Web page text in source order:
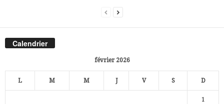
Calendrier
février 2026
L M M J V S D
1